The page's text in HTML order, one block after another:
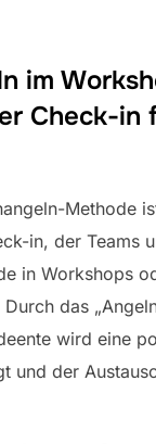
im
Check-in
Methode
in, der Teams
in Workshops
das
wird eine
und der